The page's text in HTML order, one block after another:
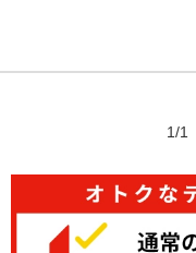
1/1